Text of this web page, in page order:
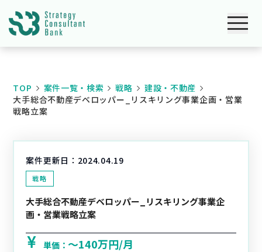
TOP 案件一覧・検索 戦略
建設・不動産
大手総合不動産デベロッパー_リスキリング事業企画・営業
戦略立案
案件更新日： 2024.04.19
戦略
大手総合不動産デベロッパー_リスキリング事業企
画・営業戦略立案
単価：〜140万円/月